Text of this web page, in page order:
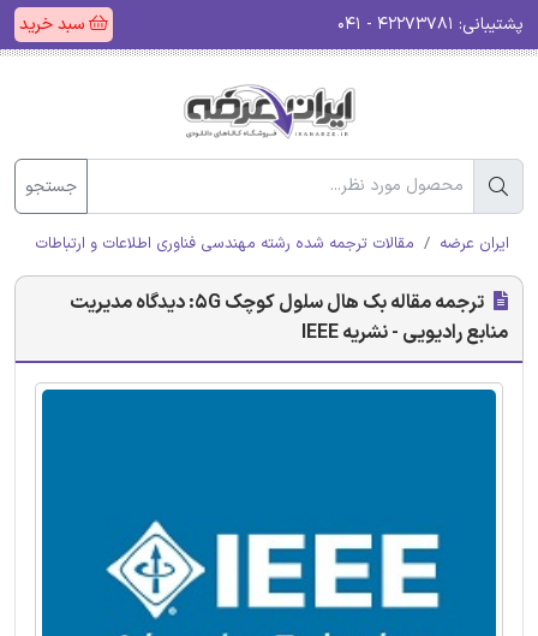
پشتیبانی: سبد خرید
جستجو
ایران عرضه مقالات ترجمه شده رشته مهندسی فناوری اطلاعات و ارتباطات (ICT)
ترجمه مقاله بک هال سلول کوچک 5G: دیدگاه مدیریت
منابع رادیویی - نشریه IEEE